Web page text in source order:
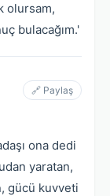
olursam,
bulacağım.'
🔗 Paylaş
ona dedi
yaratan,
gücü kuvveti